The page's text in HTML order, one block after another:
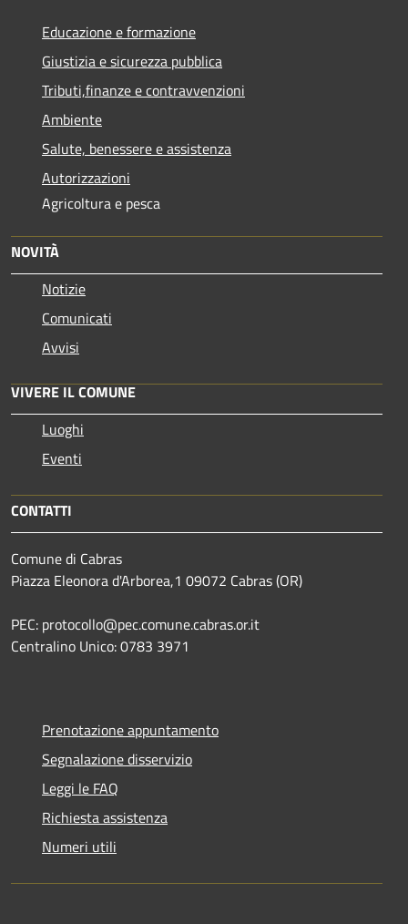
Educazione e formazione
Giustizia e sicurezza pubblica
Tributi,finanze e contravvenzioni
Ambiente
Salute, benessere e assistenza
Autorizzazioni
Agricoltura e pesca
NOVITÀ
Notizie
Comunicati
Avvisi
VIVERE IL COMUNE
Luoghi
Eventi
CONTATTI
Comune di Cabras
Piazza Eleonora d'Arborea,1 09072 Cabras (OR)
PEC: protocollo@pec.comune.cabras.or.it
Centralino Unico: 0783 3971
Prenotazione appuntamento
Segnalazione disservizio
Leggi le FAQ
Richiesta assistenza
Numeri utili